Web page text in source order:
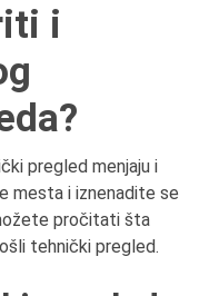
i
pregled menjaju i
mesta i iznenadite se
pročitati šta
tehnički pregled.